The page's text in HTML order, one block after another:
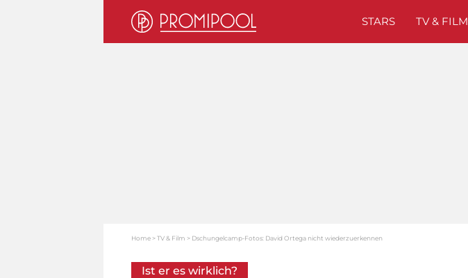
STARS TV & FILM
Home TV & Film Dschungelcamp-Fotos: David Ortega nicht wiederzuerkennen
Ist er es wirklich?